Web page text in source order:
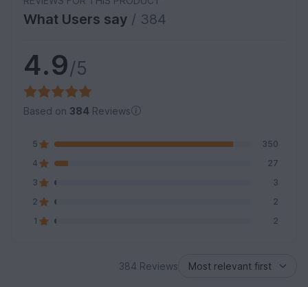
What Users say / 384
4.9/5
Based on 384 Reviews
5
350
4
27
3
3
2
2
1
2
384 Reviews